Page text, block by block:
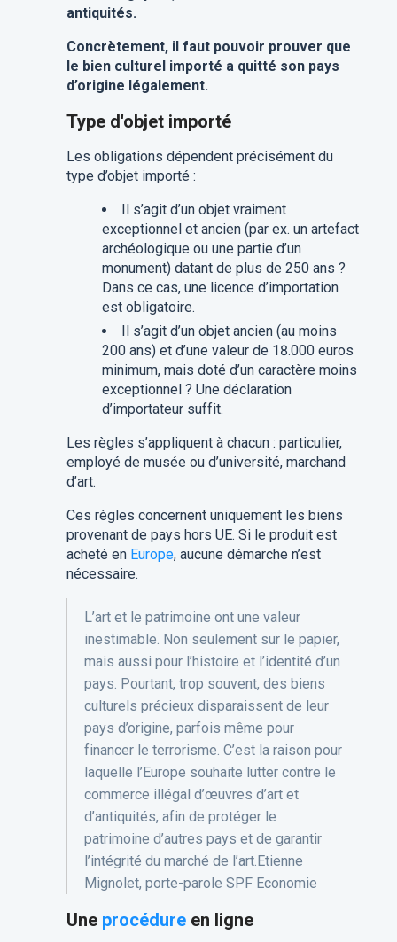
antiquités.
Concrètement, il faut pouvoir prouver que
le bien culturel importé a quitté son pays
d’origine légalement.
Type d'objet importé
Les obligations dépendent précisément du
type d’objet importé :
Il s’agit d’un objet vraiment
exceptionnel et ancien (par ex. un artefact
archéologique ou une partie d’un
monument) datant de plus de 250 ans ?
Dans ce cas, une licence d’importation
est obligatoire.
Il s’agit d’un objet ancien (au moins
200 ans) et d’une valeur de 18.000 euros
minimum, mais doté d’un caractère moins
exceptionnel ? Une déclaration
d’importateur suffit.
Les règles s’appliquent à chacun : particulier,
employé de musée ou d’université, marchand
d’art.
Ces règles concernent uniquement les biens
provenant de pays hors UE. Si le produit est
acheté en Europe, aucune démarche n’est
nécessaire.
L’art et le patrimoine ont une valeur
inestimable. Non seulement sur le papier,
mais aussi pour l’histoire et l’identité d’un
pays. Pourtant, trop souvent, des biens
culturels précieux disparaissent de leur
pays d’origine, parfois même pour
financer le terrorisme. C’est la raison pour
laquelle l’Europe souhaite lutter contre le
commerce illégal d’œuvres d’art et
d’antiquités, afin de protéger le
patrimoine d’autres pays et de garantir
l’intégrité du marché de l’art.Etienne
Mignolet, porte-parole SPF Economie
Une procédureen ligne